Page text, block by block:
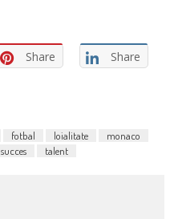
Share Share
fotbal loialitate
monaco
succes talent